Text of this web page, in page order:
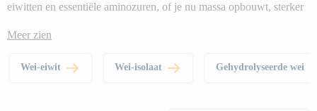
eiwitten en essentiële aminozuren, of je nu massa opbouwt, sterker
plantaardige eiwitten
ofrundvleeseiwitten
Meer zien
Wei-eiwit Wei-isolaat Gehydrolyseerde wei